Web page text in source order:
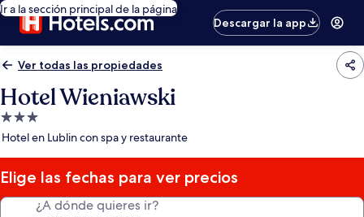
Ir a la sección principal de la página
Descargar la app
Ver todas las propiedades
Hotel Wieniawski
Propiedad
de
estrellas
Hotel en Lublin con spa y restaurante
Elige las fechas para ver precios
¿A dónde quieres ir?